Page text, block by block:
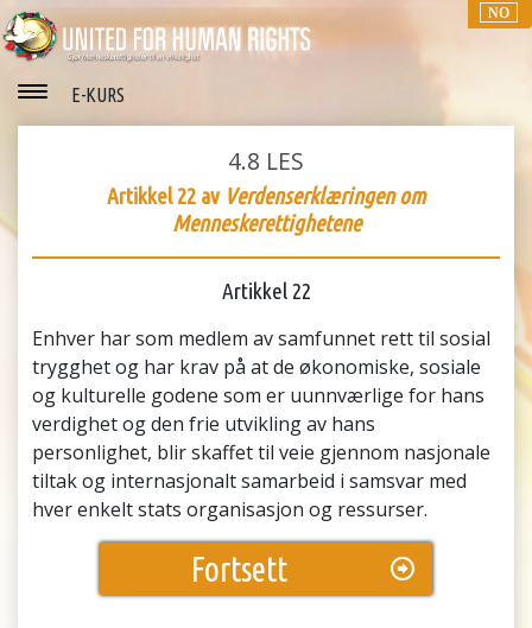
NO
E-KURS
4.8 LES
Artikkel 22 av Verdenserklæringen om
Menneskerettighetene
Artikkel 22
Enhver har som medlem av samfunnet rett til sosial
trygghet og har krav på at de økonomiske, sosiale
og kulturelle godene som er uunnværlige for hans
verdighet og den frie utvikling av hans
personlighet, blir skaffet til veie gjennom nasjonale
tiltak og internasjonalt samarbeid i samsvar med
hver enkelt stats organisasjon og ressurser.
Fortsett